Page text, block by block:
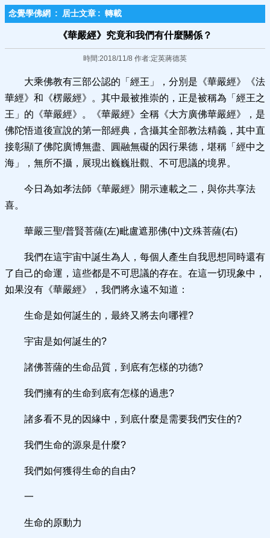
念覺學佛網 : 居士文章 : 轉載
《華嚴經》究竟和我們有什麼關係？
時間:2018/11/8 作者:定英蔣德英
大乘佛教有三部公認的「經王」，分別是《華嚴經》《法
華經》和《楞嚴經》。其中最被推崇的，正是被稱為「經王之
王」的《華嚴經》。《華嚴經》全稱《大方廣佛華嚴經》，是
佛陀悟道後宣說的第一部經典，含攝其全部教法精義，其中直
接彰顯了佛陀廣博無盡、圓融無礙的因行果德，堪稱「經中之
海」，無所不攝，展現出巍巍壯觀、不可思議的境界。
今日為如孝法師《華嚴經》開示連載之二，與你共享法
喜。
華嚴三聖/普賢菩薩(左)毗盧遮那佛(中)文殊菩薩(右)
我們在這宇宙中誕生為人，每個人產生自我思想同時還有
了自己的命運，這些都是不可思議的存在。在這一切現象中，
如果沒有《華嚴經》，我們將永遠不知道：
生命是如何誕生的，最終又將去向哪裡?
宇宙是如何誕生的?
諸佛菩薩的生命品質，到底有怎樣的功德?
我們擁有的生命到底有怎樣的過患?
諸多看不見的因緣中，到底什麼是需要我們安住的?
我們生命的源泉是什麼?
我們如何獲得生命的自由?
一
生命的原動力